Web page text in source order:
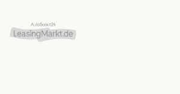
Regelanlage (Tempomat)